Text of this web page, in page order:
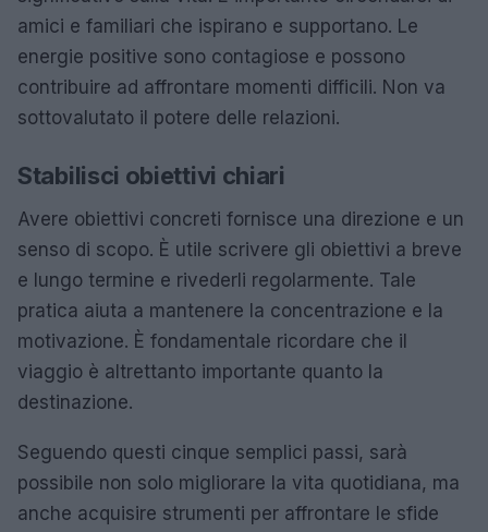
amici e familiari che ispirano e supportano. Le
energie positive sono contagiose e possono
contribuire ad affrontare momenti difficili. Non va
sottovalutato il potere delle relazioni.
Stabilisci obiettivi chiari
Avere obiettivi concreti fornisce una direzione e un
senso di scopo. È utile scrivere gli obiettivi a breve
e lungo termine e rivederli regolarmente. Tale
pratica aiuta a mantenere la concentrazione e la
motivazione. È fondamentale ricordare che il
viaggio è altrettanto importante quanto la
destinazione.
Seguendo questi cinque semplici passi, sarà
possibile non solo migliorare la vita quotidiana, ma
anche acquisire strumenti per affrontare le sfide